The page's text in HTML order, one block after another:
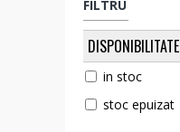
FILTRU
DISPONIBILITATE
in stoc
stoc epuizat